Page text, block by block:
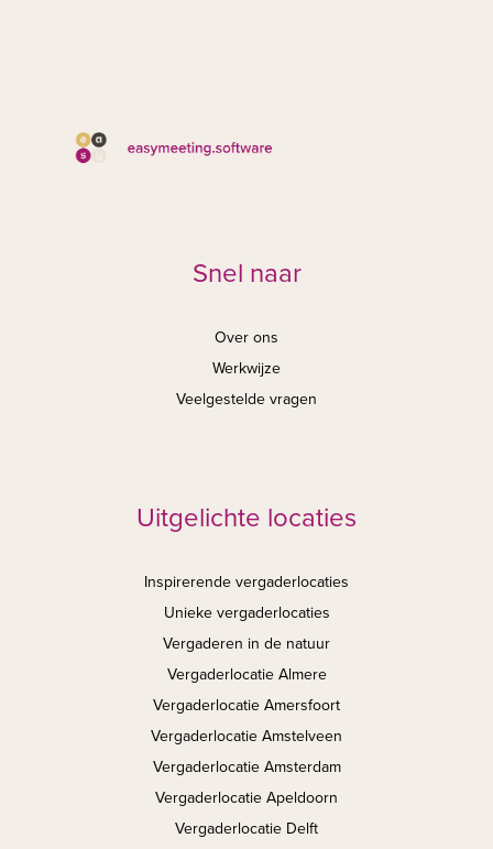
Snel naar
Over ons
Werkwijze
Veelgestelde vragen
Uitgelichte locaties
Inspirerende vergaderlocaties
Unieke vergaderlocaties
Vergaderen in de natuur
Vergaderlocatie Almere
Vergaderlocatie Amersfoort
Vergaderlocatie Amstelveen
Vergaderlocatie Amsterdam
Vergaderlocatie Apeldoorn
Vergaderlocatie Delft